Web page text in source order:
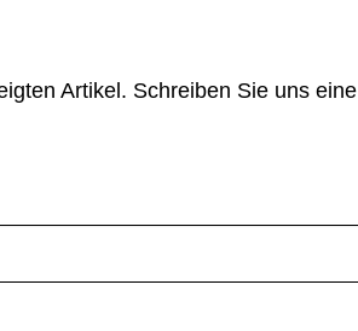
Artikel. Schreiben Sie uns eine